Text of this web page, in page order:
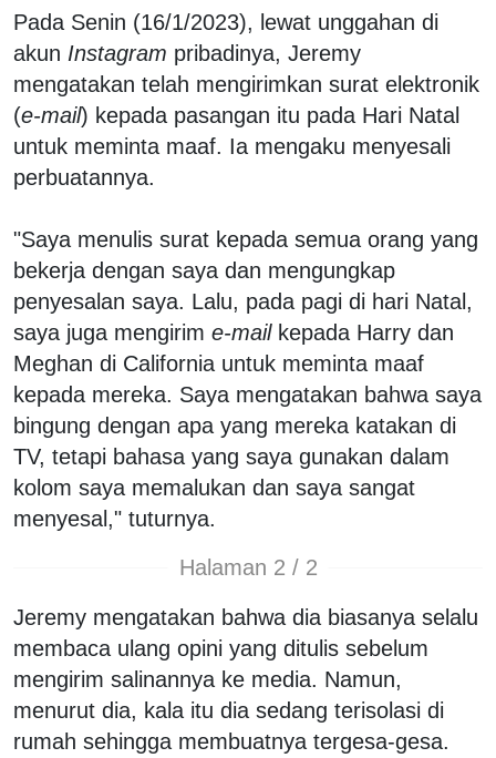
Pada Senin (16/1/2023), lewat unggahan di
akun Instagram pribadinya, Jeremy
mengatakan telah mengirimkan surat elektronik
(e-mail) kepada pasangan itu pada Hari Natal
untuk meminta maaf. Ia mengaku menyesali
perbuatannya.
"Saya menulis surat kepada semua orang yang
bekerja dengan saya dan mengungkap
penyesalan saya. Lalu, pada pagi di hari Natal,
saya juga mengirim e-mailkepada Harry dan
Meghan di California untuk meminta maaf
kepada mereka. Saya mengatakan bahwa saya
bingung dengan apa yang mereka katakan di
TV, tetapi bahasa yang saya gunakan dalam
kolom saya memalukan dan saya sangat
menyesal," tuturnya.
Halaman 2 / 2
Jeremy mengatakan bahwa dia biasanya selalu
membaca ulang opini yang ditulis sebelum
mengirim salinannya ke media. Namun,
menurut dia, kala itu dia sedang terisolasi di
rumah sehingga membuatnya tergesa-gesa.